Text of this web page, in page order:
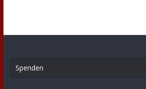
Spenden